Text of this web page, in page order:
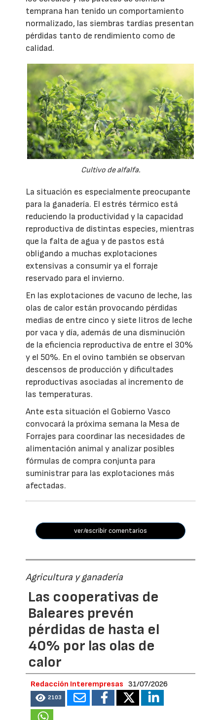
temprana han tenido un comportamiento
normalizado, las siembras tardías presentan
pérdidas tanto de rendimiento como de
calidad.
Cultivo de alfalfa.
La situación es especialmente preocupante
para la ganadería. El estrés térmico está
reduciendo la productividad y la capacidad
reproductiva de distintas especies, mientras
que la falta de agua y de pastos está
obligando a muchas explotaciones
extensivas a consumir ya el forraje
reservado para el invierno.
En las explotaciones de vacuno de leche, las
olas de calor están provocando pérdidas
medias de entre cinco y siete litros de leche
por vaca y día, además de una disminución
de la eficiencia reproductiva de entre el 30%
y el 50%. En el ovino también se observan
descensos de producción y dificultades
reproductivas asociadas al incremento de
las temperaturas.
Ante esta situación el Gobierno Vasco
convocará la próxima semana la Mesa de
Forrajes para coordinar las necesidades de
alimentación animal y analizar posibles
fórmulas de compra conjunta para
suministrar para las explotaciones más
afectadas.
ver/escribir comentarios
Agricultura y ganadería
Las cooperativas de
Baleares prevén
pérdidas de hasta el
40% por las olas de
calor
Redacción Interempresas 31/07/2026
2103